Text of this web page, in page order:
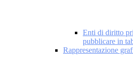
Enti di diritto
pubblicare in
Rappresentazione